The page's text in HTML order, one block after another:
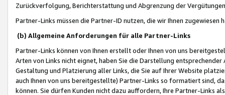
Zurückverfolgung, Berichterstattung und Abgrenzung der
Partner-Links müssen die Partner-ID nutzen, die wir Ihnen zugewiesen
(b) Allgemeine Anforderungen für alle Partner-Links
Partner-Links können von Ihnen erstellt oder Ihnen von uns
Arten von Links nicht eignet, haben Sie die Darstellung
Gestaltung und Platzierung aller Links, die Sie auf Ihrer Website
auch Ihnen von uns bereitgestellte) Partner-Links so formatiert sind,
können. Sie dürfen Kunden nicht dazu auffordern, Ihre Partner-Links